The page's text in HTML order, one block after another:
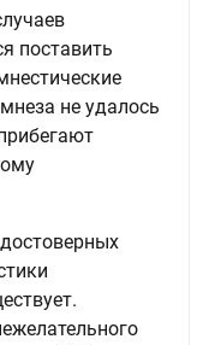
поставить
не удалось